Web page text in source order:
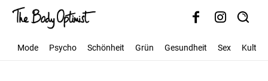
Mode Psycho Schönheit Grün Gesundheit Sex Kultur